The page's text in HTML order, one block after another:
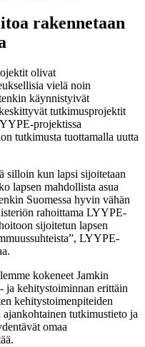
rakennetaan
olivat
vielä noin
käynnistyivät
tutkimusprojektit
projektissa
tutkimusta tuottamalla uutta
silloin kun lapsi sijoitetaan
lapsen mahdollista asua
Suomessa hyvin vähän
rahoittama LYYPE-
sijoitetun lapsen
LYYPE-
kokeneet Jamkin
ja kehitystoiminnan erittäin
kehitystoimenpiteiden
tutkimustieto ja
omaa